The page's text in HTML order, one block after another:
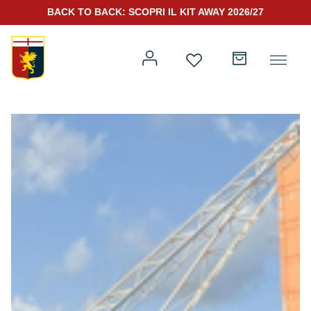
Genoa for Special
Training
BACK TO BACK: SCOPRI IL KIT AWAY 2026/27